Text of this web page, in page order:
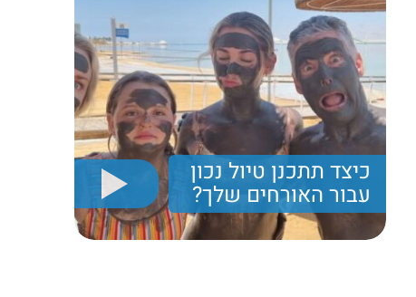
כיצד תתכנן טיול נכון
עבור האורחים שלך?
יריב חן, מציג את הקווים המנחים לבניית טיול נכון עבור
תיירים בישראל